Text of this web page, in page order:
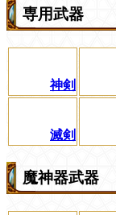
専用武器
神剣
滅剣
魔神器武器